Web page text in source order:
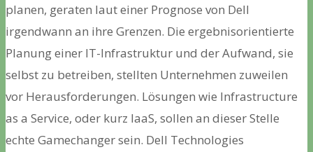
planen, geraten laut einer Prognose von Dell
irgendwann an ihre Grenzen. Die ergebnisorientierte
Planung einer IT-Infrastruktur und der Aufwand, sie
selbst zu betreiben, stellten Unternehmen zuweilen
vor Herausforderungen. Lösungen wie Infrastructure
as a Service, oder kurz IaaS, sollen an dieser Stelle
echte Gamechanger sein. Dell Technologies